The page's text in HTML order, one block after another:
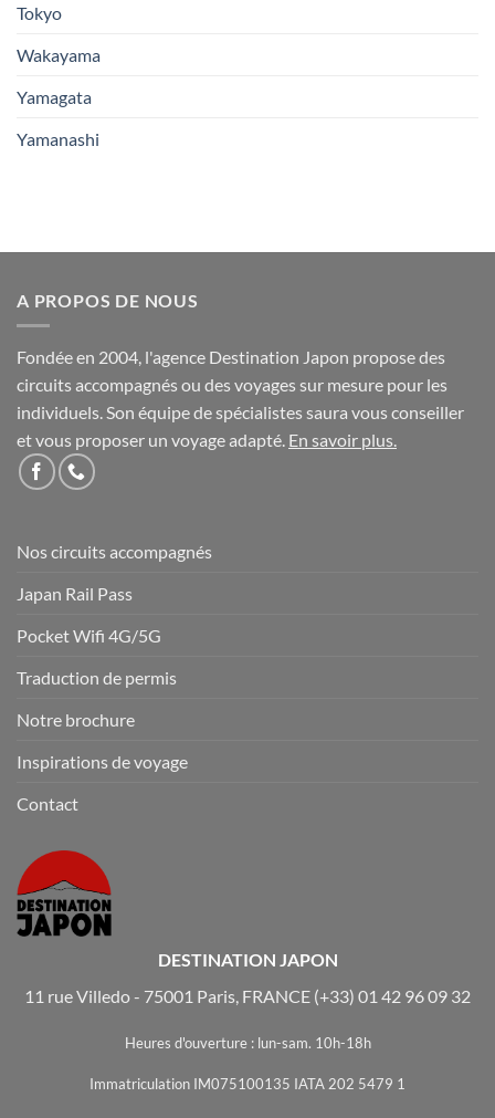
Tokyo
Wakayama
Yamagata
Yamanashi
A PROPOS DE NOUS
Fondée en 2004, l'agence Destination Japon propose des
circuits accompagnés ou des voyages sur mesure pour les
individuels. Son équipe de spécialistes saura vous conseiller
et vous proposer un voyage adapté. En savoir plus.
Nos circuits accompagnés
Japan Rail Pass
Pocket Wifi 4G/5G
Traduction de permis
Notre brochure
Inspirations de voyage
Contact
DESTINATION JAPON
11 rue Villedo - 75001 Paris, FRANCE (+33) 01 42 96 09 32
Heures d'ouverture : lun-sam. 10h-18h
Immatriculation IM075100135 IATA 202 5479 1